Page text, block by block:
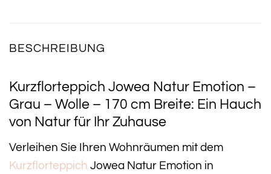
BESCHREIBUNG
Kurzflorteppich Jowea Natur Emotion –
Grau – Wolle – 170 cm Breite: Ein Hauch
von Natur für Ihr Zuhause
Verleihen Sie Ihren Wohnräumen mit dem
Kurzflorteppich Jowea Natur Emotion in